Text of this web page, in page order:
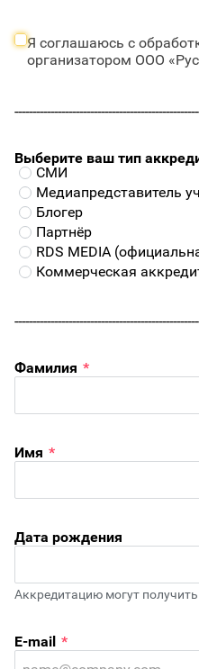
Я соглашаюсь с
организатором ООО
Выберите ваш тип
СМИ
Медиапредставитель
Блогер
Партнёр
RDS MEDIA
Коммерческая
Фамилия *
Имя *
Дата рождения
Аккредитацию могут
E-mail *